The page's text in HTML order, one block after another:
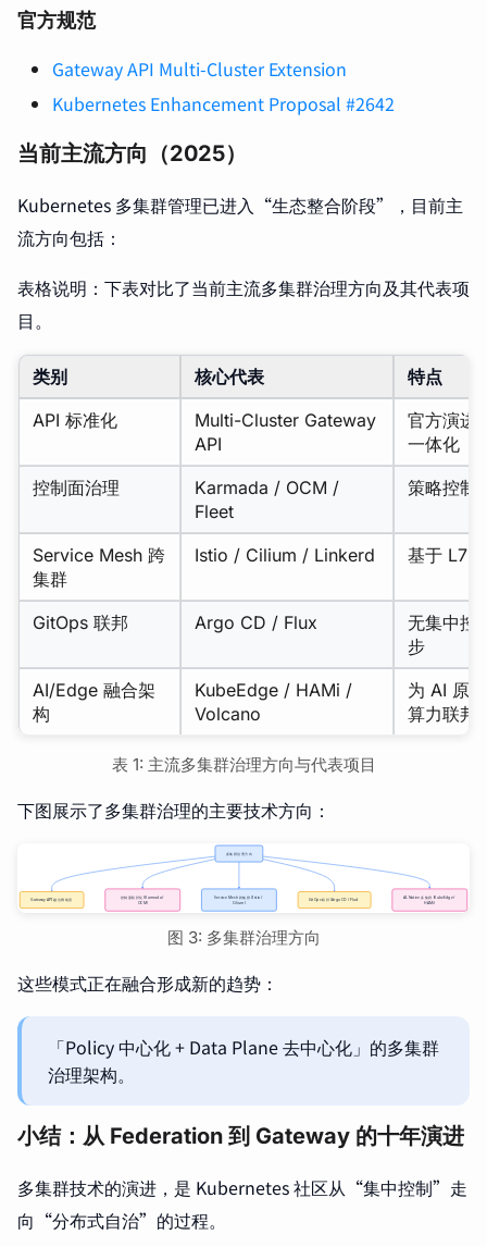
官方规范
Gateway API Multi-Cluster Extension
Kubernetes Enhancement Proposal #2642
当前主流方向（2025）
Kubernetes 多集群管理已进入“生态整合阶段”，目前主
流方向包括：
表格说明：下表对比了当前主流多集群治理方向及其代表项
目。
类别 核心代表
特点
API 标准化
Multi-Cluster Gateway
API
官方演进
一体化
控制面治理
Karmada / OCM /
Fleet
策略控制
Service Mesh 跨
集群
Istio / Cilium / Linkerd 基于 L7
GitOps 联邦 Argo CD / Flux
无集中控
步
AI/Edge 融合架
构
KubeEdge / HAMi /
Volcano
为 AI 原
算力联邦
表 1: 主流多集群治理方向与代表项目
下图展示了多集群治理的主要技术方向：
图 3: 多集群治理方向
这些模式正在融合形成新的趋势：
「Policy 中心化 + Data Plane 去中心化」的多集群
治理架构。
小结：从 Federation 到 Gateway 的十年演进
多集群技术的演进，是 Kubernetes 社区从“集中控制”走
向“分布式自治”的过程。